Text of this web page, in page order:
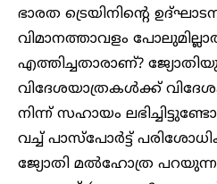
ഭാരത ട്രെയിനിന്റെ
വിമാനത്താവളം
എത്തിച്ചതാരാണ്?
വിദേശയാത്രകൾക്ക്
നിന്ന് സഹായം
വച്ച് പാസ്‌പോർട്ട്
ജ്യോതി മൽഹോത്ര